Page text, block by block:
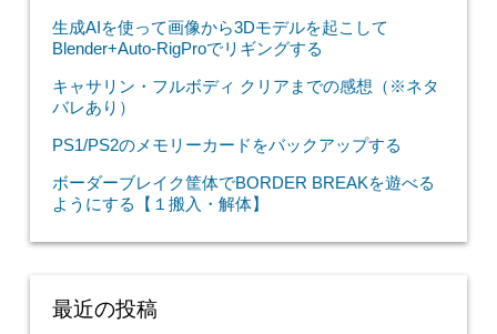
生成AIを使って画像から3Dモデルを起こして
Blender+Auto-RigProでリギングする
キャサリン・フルボディ クリアまでの感想（※ネタ
バレあり）
PS1/PS2のメモリーカードをバックアップする
ボーダーブレイク筐体でBORDER BREAKを遊べる
ようにする【１搬入・解体】
最近の投稿